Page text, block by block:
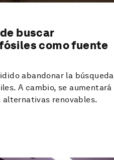
buscar
como fuente
abandonar la búsqueda
A cambio, se aumentará
alternativas renovables.